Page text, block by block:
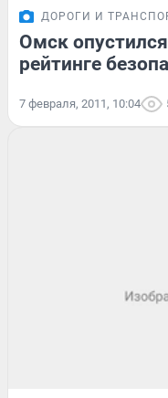
ДОРОГИ И
Омск
рейтинге
7 февраля, 2011, 10:04